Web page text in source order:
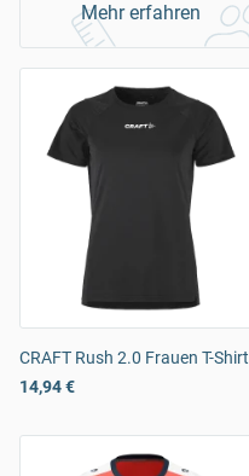
Mehr erfahren
CRAFT Rush 2.0 Frauen T-Shirt
14,94 €